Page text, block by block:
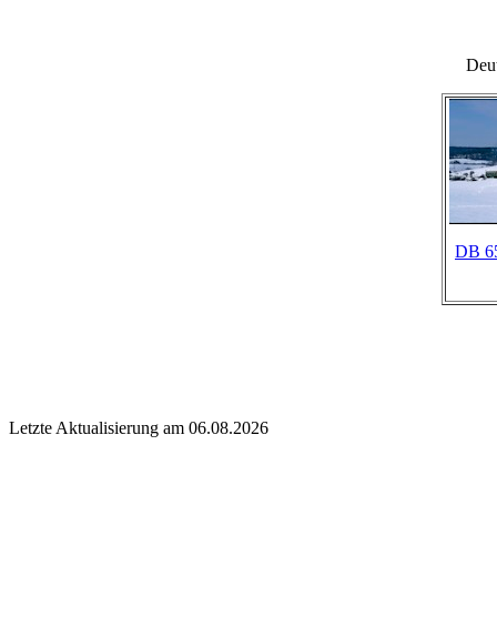
DB
Letzte Aktualisierung am 06.08.2026